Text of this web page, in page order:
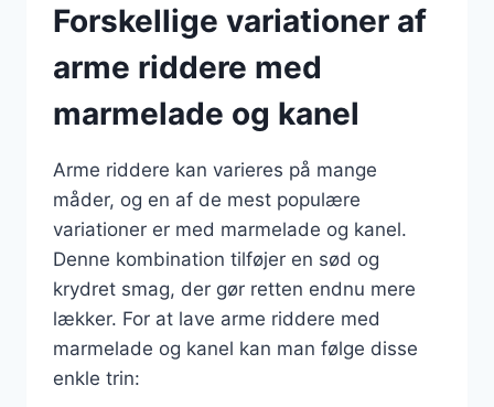
Forskellige variationer af
arme riddere med
marmelade og kanel
Arme riddere kan varieres på mange
måder, og en af de mest populære
variationer er med marmelade og kanel.
Denne kombination tilføjer en sød og
krydret smag, der gør retten endnu mere
lækker. For at lave arme riddere med
marmelade og kanel kan man følge disse
enkle trin: